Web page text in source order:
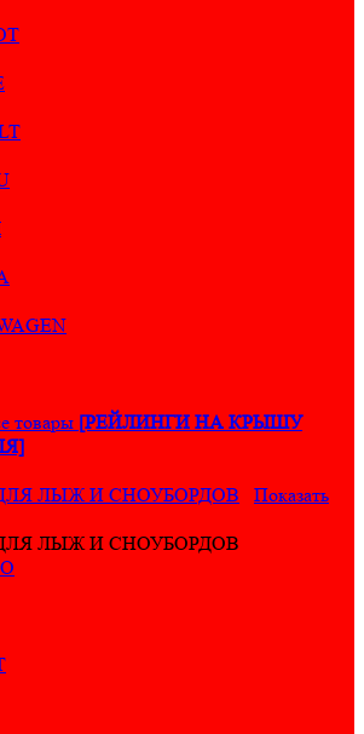
товары [РЕЙЛИНГИ НА КРЫШУ
ЛЫЖ И СНОУБОРДОВ
Показать
ЛЫЖ И СНОУБОРДОВ